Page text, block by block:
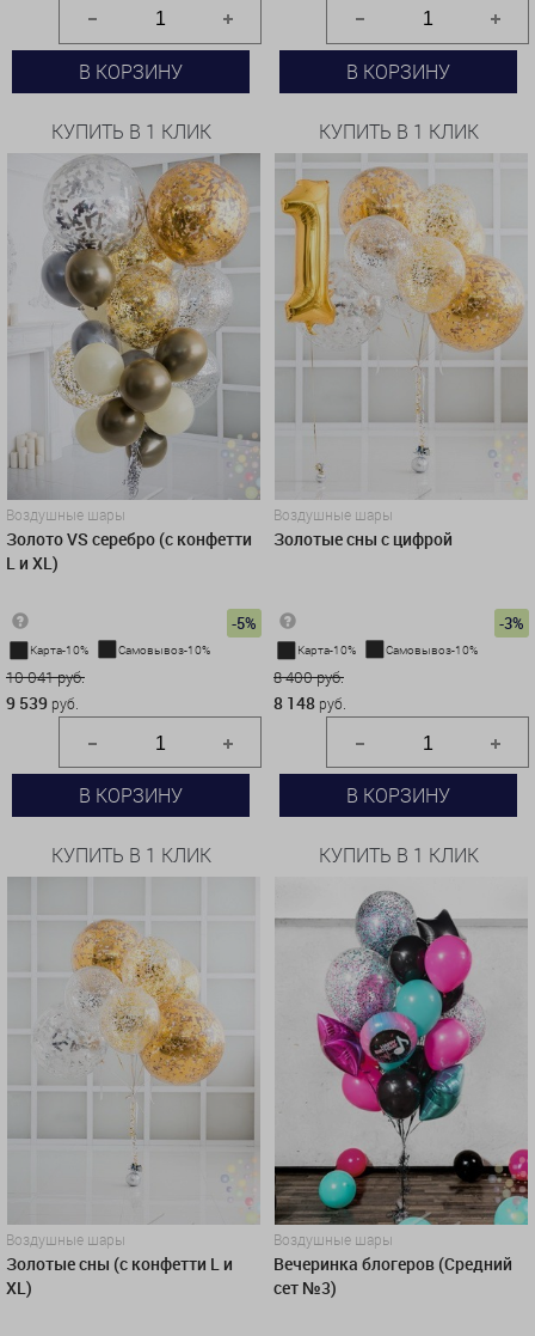
В КОРЗИНУ
КУПИТЬ В 1 КЛИК
В КОРЗИНУ
КУПИТЬ В 1 КЛИК
Воздушные шары
Золото VS серебро (с конфетти
L и XL)
-5%
Карта-10% Самовывоз-10%
10 041 руб.
9 539 руб.
В КОРЗИНУ
КУПИТЬ В 1 КЛИК
Воздушные шары
Золотые сны с цифрой
-3%
Карта-10% Самовывоз-10%
8 400 руб.
8 148 руб.
В КОРЗИНУ
КУПИТЬ В 1 КЛИК
Воздушные шары
Золотые сны (с конфетти L и
XL)
Воздушные шары
Вечеринка блогеров (Средний
сет №3)